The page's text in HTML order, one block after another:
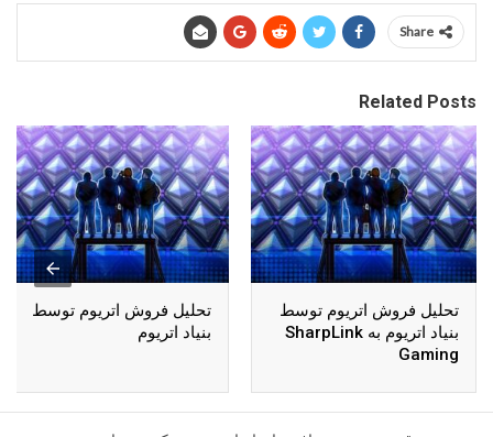
Share
Related Posts
تحلیل فروش اتریوم توسط
بنیاد اتریوم به SharpLink
Gaming
تحلیل فروش اتریوم توسط
بنیاد اتریوم